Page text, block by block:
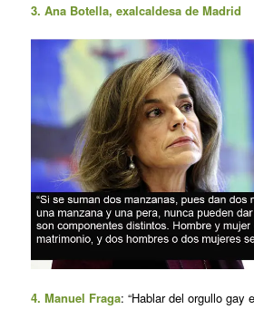
3. Ana Botella, exalcaldesa de Madrid
4. Manuel Fraga: “Hablar del orgullo gay